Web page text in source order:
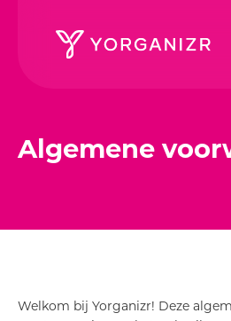
Algemene
Welkom bij Yorganizr! Deze